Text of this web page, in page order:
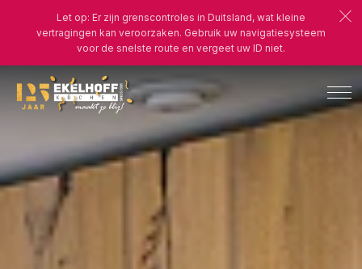
Let op: Er zijn grenscontroles in Duitsland, wat kleine
vertragingen kan veroorzaken. Gebruik uw navigatiesysteem
voor de snelste route en vergeet uw ID niet.